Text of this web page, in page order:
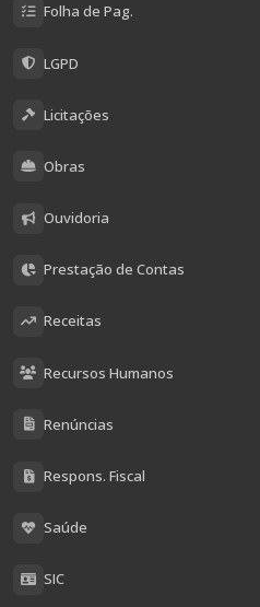
Folha de Pag.
LGPD
Licitações
Obras
Ouvidoria
Prestação de Contas
Receitas
Recursos Humanos
Renúncias
Respons. Fiscal
Saúde
SIC